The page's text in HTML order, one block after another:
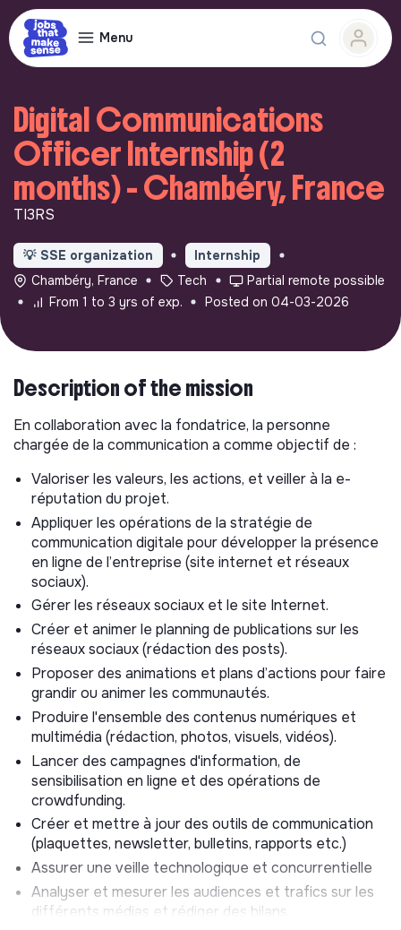
Menu
Digital Communications
Officer Internship (2
months) - Chambéry, France
TI3RS
💡 SSE organization
Internship
Chambéry, France
Tech
Partial remote possible
From 1 to 3 yrs of exp.
Posted on 04-03-2026
Description of the mission
En collaboration avec la fondatrice, la personne
chargée de la communication a comme objectif de :
Valoriser les valeurs, les actions, et veiller à la e-
réputation du projet.
Appliquer les opérations de la stratégie de
communication digitale pour développer la présence
en ligne de l’entreprise (site internet et réseaux
sociaux).
Gérer les réseaux sociaux et le site Internet.
Créer et animer le planning de publications sur les
réseaux sociaux (rédaction des posts).
Proposer des animations et plans d’actions pour faire
grandir ou animer les communautés.
Produire l'ensemble des contenus numériques et
multimédia (rédaction, photos, visuels, vidéos).
Lancer des campagnes d'information, de
sensibilisation en ligne et des opérations de
crowdfunding.
Créer et mettre à jour des outils de communication
(plaquettes, newsletter, bulletins, rapports etc.)
Assurer une veille technologique et concurrentielle
Analyser et mesurer les audiences et trafics sur les
différents médias et rédiger des bilans.